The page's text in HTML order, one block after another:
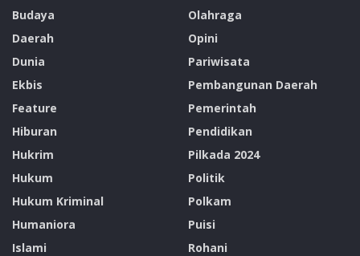
Budaya
Daerah
Dunia
Ekbis
Feature
Hiburan
Hukrim
Hukum
Hukum Kriminal
Humaniora
Islami
Olahraga
Opini
Pariwisata
Pembangunan Daerah
Pemerintah
Pendidikan
Pilkada 2024
Politik
Polkam
Puisi
Rohani